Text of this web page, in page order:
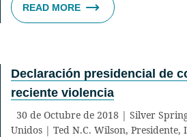
READ MORE
Declaración presidencial de
reciente violencia
30 de Octubre de 2018 | Silver
Unidos | Ted N.C. Wilson, Presidente,